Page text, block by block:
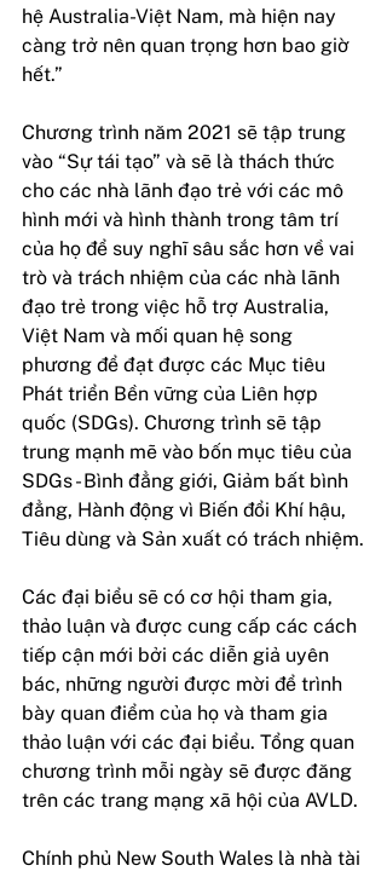
hệ Australia-Việt Nam, mà hiện nay
càng trở nên quan trọng hơn bao giờ
hết.”
Chương trình năm 2021 sẽ tập trung
vào “Sự tái tạo” và sẽ là thách thức
cho các nhà lãnh đạo trẻ với các mô
hình mới và hình thành trong tâm trí
của họ để suy nghĩ sâu sắc hơn về vai
trò và trách nhiệm của các nhà lãnh
đạo trẻ trong việc hỗ trợ Australia,
Việt Nam và mối quan hệ song
phương để đạt được các Mục tiêu
Phát triển Bền vững của Liên hợp
quốc (SDGs). Chương trình sẽ tập
trung mạnh mẽ vào bốn mục tiêu của
SDGs - Bình đẳng giới, Giảm bất bình
đẳng, Hành động vì Biến đổi Khí hậu,
Tiêu dùng và Sản xuất có trách nhiệm.
Các đại biểu sẽ có cơ hội tham gia,
thảo luận và được cung cấp các cách
tiếp cận mới bởi các diễn giả uyên
bác, những người được mời để trình
bày quan điểm của họ và tham gia
thảo luận với các đại biểu. Tổng quan
chương trình mỗi ngày sẽ được đăng
trên các trang mạng xã hội của AVLD.
Chính phủ New South Wales là nhà tài